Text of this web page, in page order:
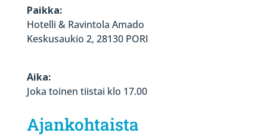
Paikka:
Hotelli & Ravintola Amado
Keskusaukio 2, 28130 PORI
Aika:
Joka toinen tiistai klo 17.00
Ajankohtaista